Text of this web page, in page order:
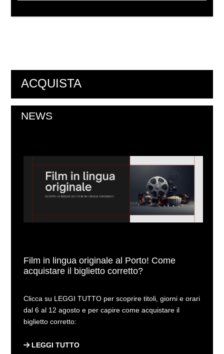
ACQUISTA
NEWS
Film in lingua originale al Porto! Come
acquistare il biglietto corretto?
Clicca su LEGGI TUTTO per scoprire titoli, giorni e orari
dal 6 al 12 agosto e per capire come acquistare il
biglietto corretto:
LEGGI TUTTO